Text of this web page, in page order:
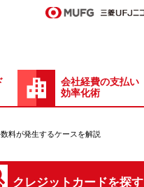
会社経費の支払い
効率化術
料が発生するケースを解説
クレジットカードを探す